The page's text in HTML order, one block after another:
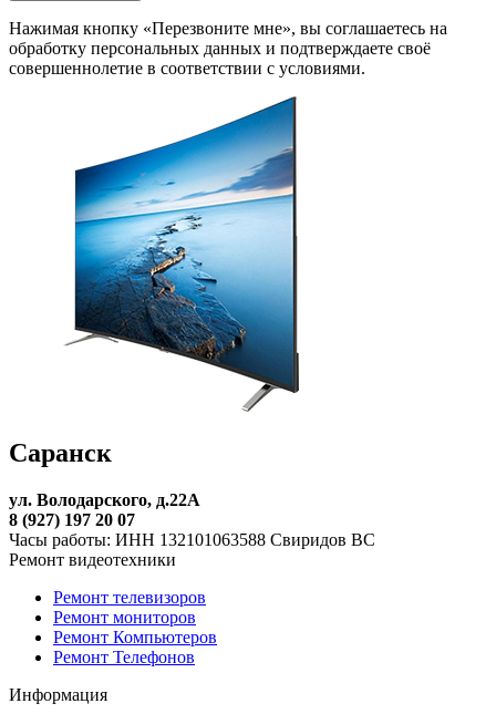
Нажимая кнопку «Перезвоните мне», вы соглашаетесь на
обработку персональных данных и подтверждаете своё
совершеннолетие в соответствии с условиями.
Саранск
ул. Володарского, д.22А
8 (927) 197 20 07
Часы работы: ИНН 132101063588 Свиридов ВС
Ремонт видеотехники
Ремонт телевизоров
Ремонт мониторов
Ремонт Компьютеров
Ремонт Телефонов
Информация